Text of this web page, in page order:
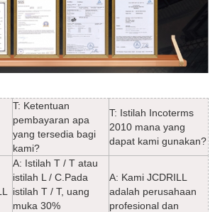
T: Ketentuan
pembayaran apa
yang tersedia bagi
kami?
T: Istilah Incoterms
2010 mana yang
dapat kami gunakan?
A: Istilah T / T atau
istilah L / C.Pada
istilah T / T, uang
muka 30%
A: Kami JCDRILL
adalah perusahaan
profesional dan